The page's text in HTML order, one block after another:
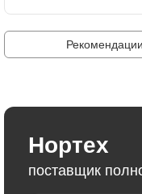
Нортех
поставщик